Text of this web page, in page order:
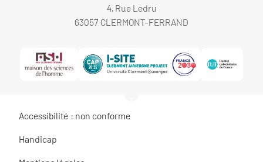
4, Rue Ledru
63057 CLERMONT-FERRAND
Accessibilité : non conforme
Handicap